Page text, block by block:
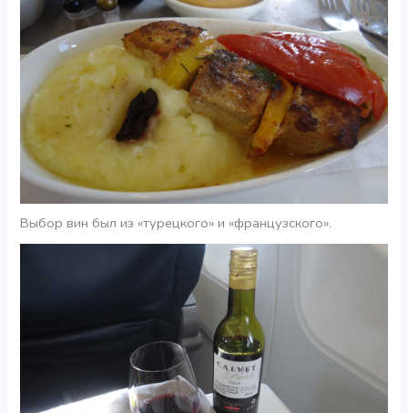
Выбор вин был из «турецкого» и «французского».